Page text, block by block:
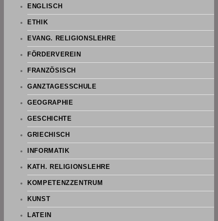
ENGLISCH
ETHIK
EVANG. RELIGIONSLEHRE
FÖRDERVEREIN
FRANZÖSISCH
GANZTAGESSCHULE
GEOGRAPHIE
GESCHICHTE
GRIECHISCH
INFORMATIK
KATH. RELIGIONSLEHRE
KOMPETENZZENTRUM
KUNST
LATEIN